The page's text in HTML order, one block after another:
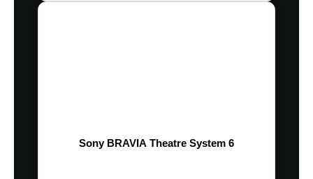
Sony BRAVIA Theatre System 6